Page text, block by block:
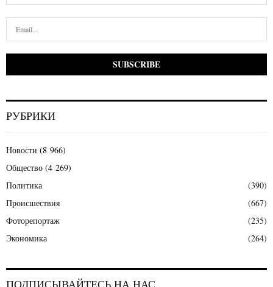
РУБРИКИ
Новости (8 966)
Общество (4 269)
Политика
(390)
Происшествия
(667)
Фоторепортаж
(235)
Экономика
(264)